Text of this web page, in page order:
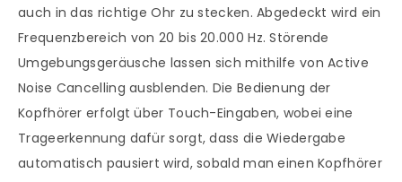
auch in das richtige Ohr zu stecken. Abgedeckt wird ein
Frequenzbereich von 20 bis 20.000 Hz. Störende
Umgebungsgeräusche lassen sich mithilfe von Active
Noise Cancelling ausblenden. Die Bedienung der
Kopfhörer erfolgt über Touch-Eingaben, wobei eine
Trageerkennung dafür sorgt, dass die Wiedergabe
automatisch pausiert wird, sobald man einen Kopfhörer